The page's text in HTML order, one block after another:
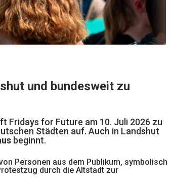
und bundesweit zu
Fridays for Future am 10. Juli 2026 zu
Städten auf. Auch in Landshut
beginnt.
Personen aus dem Publikum, symbolisch
durch die Altstadt zur